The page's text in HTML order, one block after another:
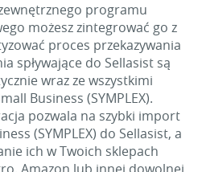
programu
możesz zintegrować go z
proces przekazywania
spływające do Sellasist są
wraz ze wszystkimi
Business (SYMPLEX).
pozwala na szybki import
(SYMPLEX) do Sellasist, a
ich w Twoich sklepach